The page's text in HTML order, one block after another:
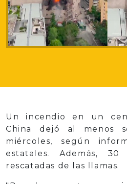
Un incendio en un
China dejó al menos
miércoles, según
estatales. Además, 30
rescatadas de las llamas.